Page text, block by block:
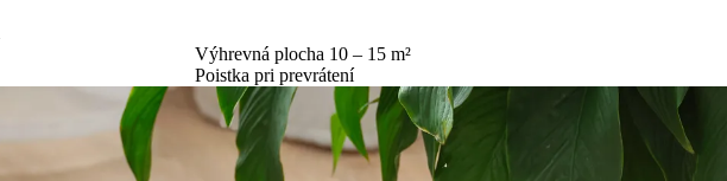
Výhrevná plocha 10 – 15 m²
Poistka pri prevrátení